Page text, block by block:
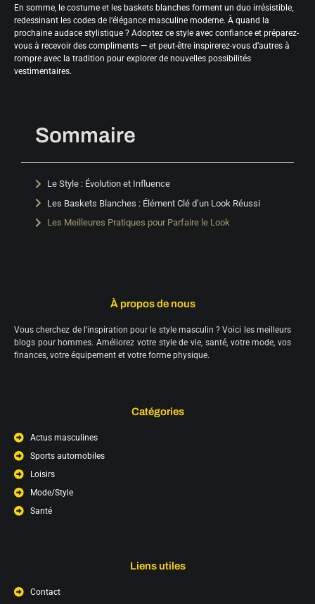
En somme, le costume et les baskets blanches forment un duo irrésistible,
redessinant les codes de l’élégance masculine moderne. À quand la
prochaine audace stylistique ? Adoptez ce style avec confiance et préparez-
vous à recevoir des compliments — et peut-être inspirerez-vous d’autres à
rompre avec la tradition pour explorer de nouvelles possibilités
vestimentaires.
Sommaire
Le Style : Évolution et Influence
Les Baskets Blanches : Élément Clé d’un Look Réussi
Les Meilleures Pratiques pour Parfaire le Look
À propos de nous
Vous cherchez de l’inspiration pour le style masculin ? Voici les meilleurs
blogs pour hommes. Améliorez votre style de vie, santé, votre mode, vos
finances, votre équipement et votre forme physique.
Catégories
Actus masculines
Sports automobiles
Loisirs
Mode/Style
Santé
Liens utiles
Contact